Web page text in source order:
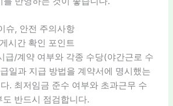
슈, 안전 주의사항
시간 확인 포인트
급/계약 여부와 각종 수당(야간근로 수
일과 지급 방법을 계약서에 명시했는
. 최저임금 준수 여부와 초과근무 수
도 반드시 점검합니다.